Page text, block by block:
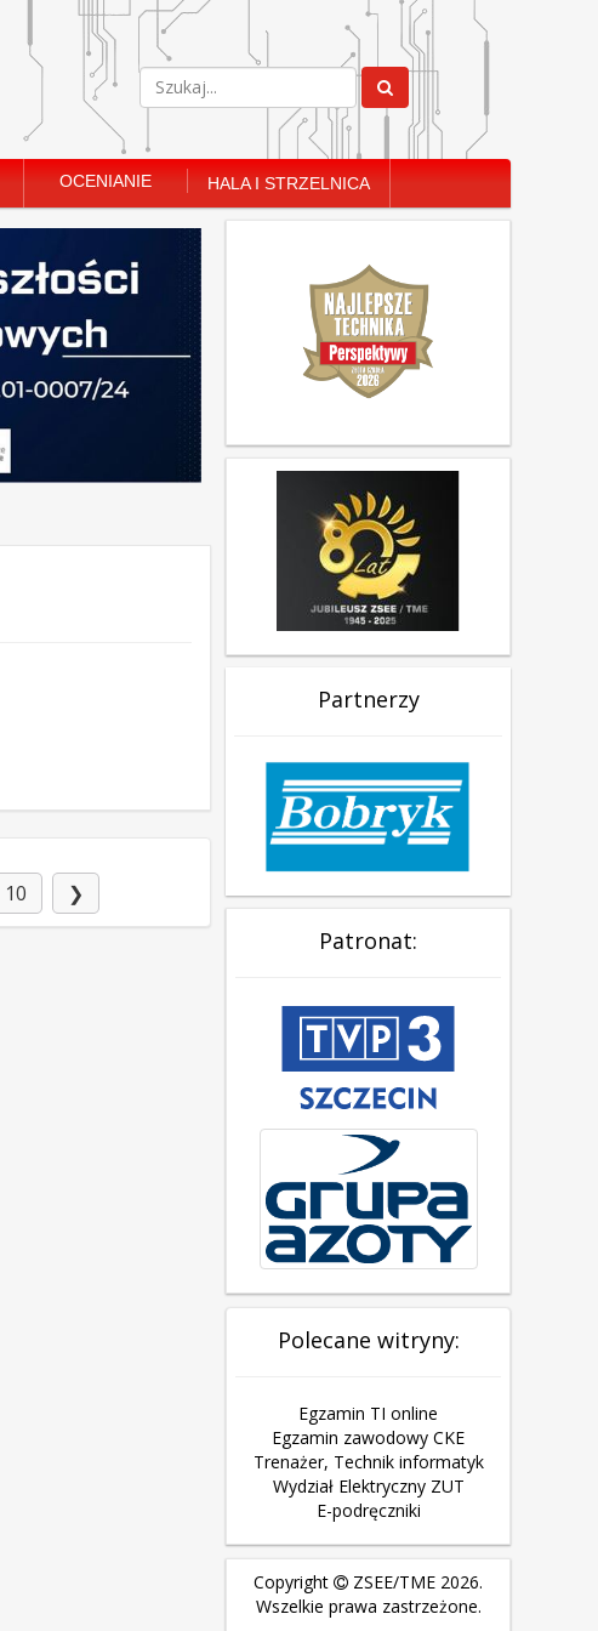
OCENIANIE HALA I STRZELNICA
10 ❯
Partnerzy
Patronat:
Polecane witryny:
Egzamin TI online
Egzamin zawodowy CKE
Trenażer, Technik informatyk
Wydział Elektryczny ZUT
E-podręczniki
Copyright
ZSEE/TME 2026.
Wszelkie prawa zastrzeżone.